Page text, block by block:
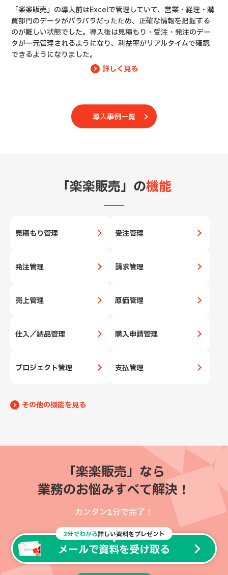
「楽楽販売」の導入前はExcelで管理していて、営業・経理・購
買部門のデータがバラバラだったため、正確な情報を把握する
のが難しい状態でした。導入後は見積もり・受注・発注のデー
タが一元管理されるようになり、利益率がリアルタイムで確認
できるようになりました。
詳しく見る
導入事例一覧
「楽楽販売」の機能
見積もり管理 受注管理
発注管理 請求管理
売上管理 原価管理
仕入／納品管理 購入申請管理
プロジェクト管理 支払管理
その他の機能を見る
「楽楽販売」なら
業務のお悩みすべて解決！
カンタン1分で完了！
3分でわかる詳しい資料をプレゼント
メールで資料を受け取る